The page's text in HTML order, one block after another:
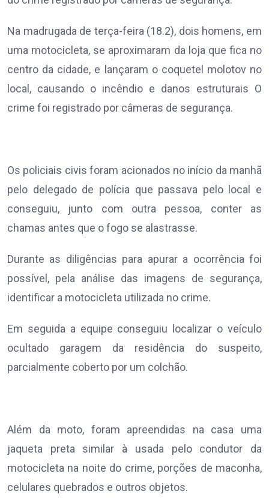
Na madrugada de terça-feira (18.2), dois homens, em
uma motocicleta, se aproximaram da loja que fica no
centro da cidade, e lançaram o coquetel molotov no
local, causando o incêndio e danos estruturais O
crime foi registrado por câmeras de segurança.
Os policiais civis foram acionados no início da manhã
pelo delegado de polícia que passava pelo local e
conseguiu, junto com outra pessoa, conter as
chamas antes que o fogo se alastrasse.
Durante as diligências para apurar a ocorrência foi
possível, pela análise das imagens de segurança,
identificar a motocicleta utilizada no crime.
Em seguida a equipe conseguiu localizar o veículo
ocultado garagem da residência do suspeito,
parcialmente coberto por um colchão.
Além da moto, foram apreendidas na casa uma
jaqueta preta similar à usada pelo condutor da
motocicleta na noite do crime, porções de maconha,
celulares quebrados e outros objetos.